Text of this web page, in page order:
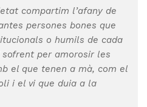
compartim l’afany de
persones bones que
o humils de cada
sofrent per amorosir les
el que tenen a mà, com el
i el vi que duia a la